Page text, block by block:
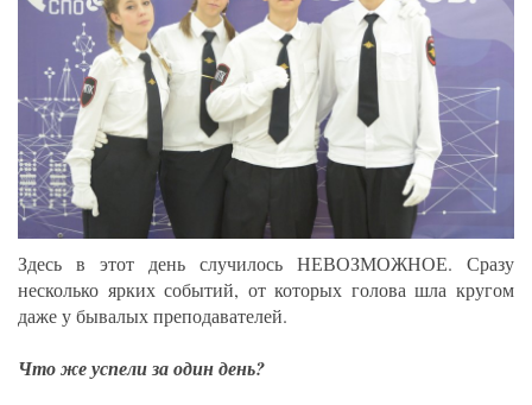
Здесь в этот день случилось НЕВОЗМОЖНОЕ. Сразу
несколько ярких событий, от которых голова шла кругом
даже у бывалых преподавателей.
Что же успели за один день?